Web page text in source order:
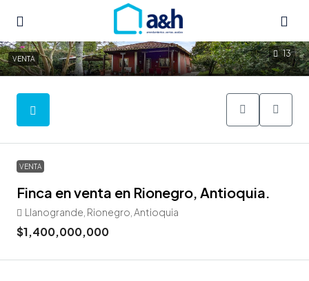
13
VENTA
VENTA
Finca en venta en Rionegro, Antioquia.
Llanogrande, Rionegro, Antioquia
$1,400,000,000